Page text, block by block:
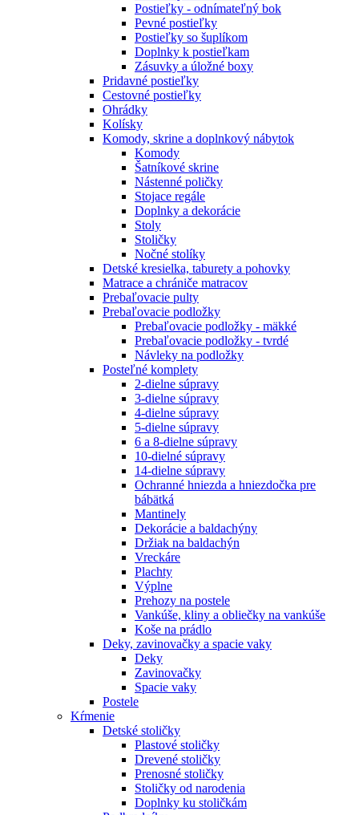
Postieľky - odnímateľný bok
Pevné postieľky
Postieľky so šuplíkom
Doplnky k postieľkam
Zásuvky a úložné boxy
Pridavné postieľky
Cestovné postieľky
Ohrádky
Kolísky
Komody, skrine a doplnkový nábytok
Komody
Šatníkové skrine
Nástenné poličky
Stojace regále
Doplnky a dekorácie
Stoly
Stoličky
Nočné stolíky
Detské kresielka, taburety a pohovky
Matrace a chrániče matracov
Prebaľovacie pulty
Prebaľovacie podložky
Prebaľovacie podložky - mäkké
Prebaľovacie podložky - tvrdé
Návleky na podložky
Posteľné komplety
2-dielne súpravy
3-dielne súpravy
4-dielne súpravy
5-dielne súpravy
6 a 8-dielne súpravy
10-dielné súpravy
14-dielne súpravy
Ochranné hniezda a hniezdočka pre
bábätká
Mantinely
Dekorácie a baldachýny
Držiak na baldachýn
Vreckáre
Plachty
Výplne
Prehozy na postele
Vankúše, kliny a obliečky na vankúše
Koše na prádlo
Deky, zavinovačky a spacie vaky
Deky
Zavinovačky
Spacie vaky
Postele
Kŕmenie
Detské stoličky
Plastové stoličky
Drevené stoličky
Prenosné stoličky
Stoličky od narodenia
Doplnky ku stoličkám